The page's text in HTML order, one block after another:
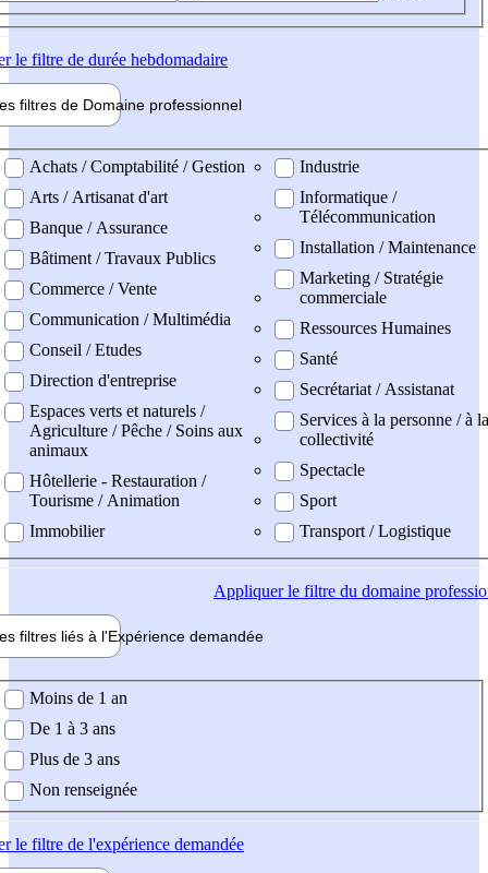
le filtre de durée hebdomadaire
filtres de Domaine professionnel
professionel
Achats / Comptabilité / Gestion
Arts / Artisanat d'art
Banque / Assurance
Bâtiment / Travaux Publics
Commerce / Vente
Communication / Multimédia
Conseil / Etudes
Direction d'entreprise
Espaces verts et naturels /
Agriculture / Pêche / Soins aux
animaux
Hôtellerie - Restauration /
Tourisme / Animation
Immobilier
Industrie
Informatique /
Télécommunication
Installation / Maintenance
Marketing / Stratégie
commerciale
Ressources Humaines
Santé
Secrétariat / Assistanat
Services à la personne / à la
collectivité
Spectacle
Sport
Transport / Logistique
Appliquerle filtre du domaine
filtres liés à l'Expérience demandée
demandée
Moins de 1 an
De 1 à 3 ans
Plus de 3 ans
Non renseignée
le filtre de l'expérience demandée